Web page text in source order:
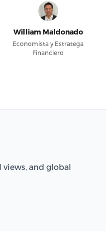
William Maldonado
Economista y Estratega
Financiero
and global